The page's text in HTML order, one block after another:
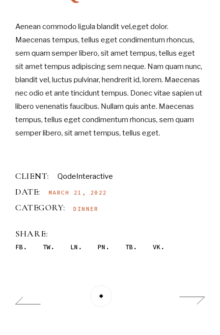
Aenean commodo ligula blandit vel,eget dolor.
Maecenas tempus, tellus eget condimentum rhoncus,
sem quam semper libero, sit amet tempus, tellus eget
sit amet tempus adipiscing sem neque. Nam quam nunc,
blandit vel, luctus pulvinar, hendrerit id, lorem. Maecenas
nec odio et ante tincidunt tempus. Donec vitae sapien ut
libero venenatis faucibus. Nullam quis ante. Maecenas
tempus, tellus eget condimentum rhoncus, sem quam
semper libero, sit amet tempus, tellus eget.
CLIENT: QodeInteractive
DATE: MARCH 21, 2022
CATEGORY: DINNER
SHARE:
FB TW LN PN TB VK